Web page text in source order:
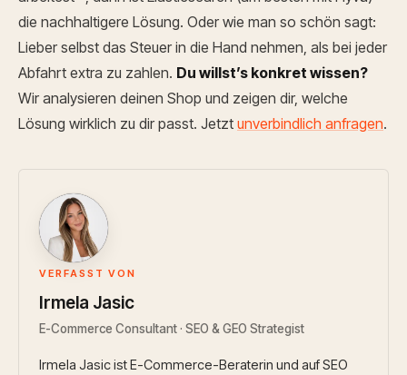
die nachhaltigere Lösung. Oder wie man so schön sagt:
Lieber selbst das Steuer in die Hand nehmen, als bei jeder
Abfahrt extra zu zahlen. Du willst’s konkret wissen?
Wir analysieren deinen Shop und zeigen dir, welche
Lösung wirklich zu dir passt. Jetzt unverbindlich anfragen.
IJ
VERFASST VON
Irmela Jasic
E-Commerce Consultant · SEO & GEO Strategist
Irmela Jasic ist E-Commerce-Beraterin und auf SEO